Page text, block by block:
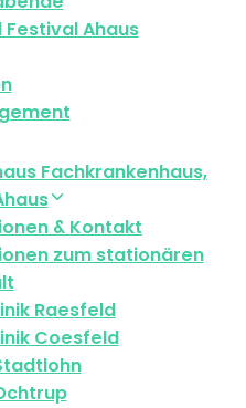
Festival Ahaus
Fachkrankenhaus,
& Kontakt
zum stationären
Raesfeld
Coesfeld